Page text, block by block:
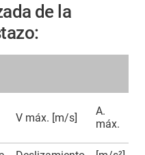
de la
V máx. [m/s]
A.
máx.